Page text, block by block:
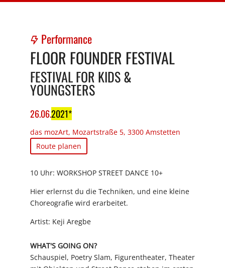
Performance
FLOOR FOUNDER FESTIVAL
FESTIVAL FOR KIDS &
YOUNGSTERS
26.06.2021
das mozArt, Mozartstraße 5, 3300 Amstetten
Route planen
10 Uhr: WORKSHOP STREET DANCE 10+
Hier erlernst du die Techniken, und eine kleine
Choreografie wird erarbeitet.
Artist: Keji Aregbe
WHAT'S GOING ON?
Schauspiel, Poetry Slam, Figurentheater, Theater